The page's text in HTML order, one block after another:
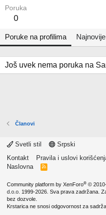
Poruka
0
Poruke na profilima
Još uvek nema poruka na
Članovi
Svetli stil
Srpski
Kontakt
Pravila i uslovi
Naslovna
R
Community platform by XenForo® ©
d.o.o. 1999-2026. Sva prava zadržana.
bez dozvole.
Krstarica ne snosi odgovornost za